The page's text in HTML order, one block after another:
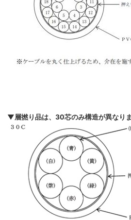
▼層撚り品は、30芯のみ構造が異なり